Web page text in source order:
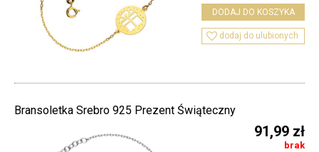
DODAJ DO KOSZYKA
 dodaj do ulubionych
Bransoletka Srebro 925 Prezent Świąteczny
91,99 zł
brak